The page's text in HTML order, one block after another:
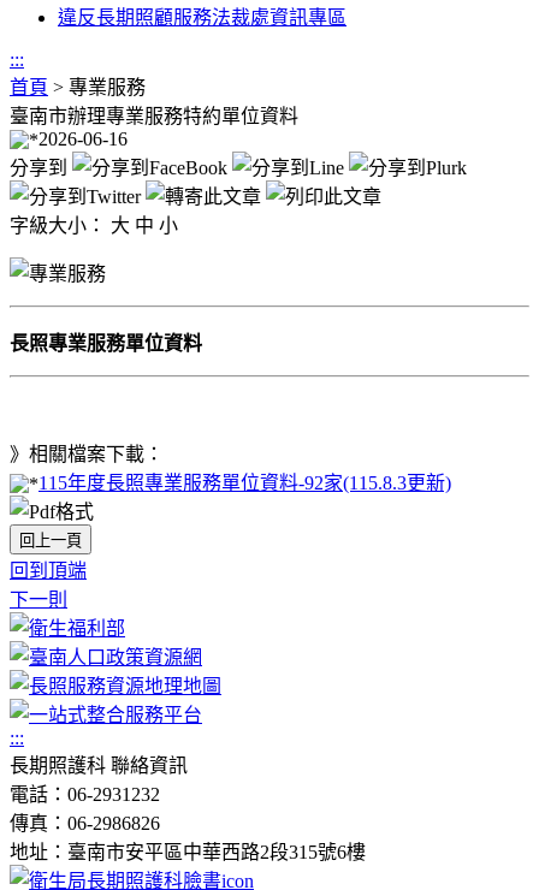
違反長期照顧服務法裁處資訊專區
:::
首頁 > 專業服務
臺南市辦理專業服務特約單位資料
2026-06-16
分享到
字級大小： 大 中 小
長照專業服務單位資料
》相關檔案下載：
115年度長照專業服務單位資料-92家(115.8.3更新)
回上一頁
回到頂端
下一則
:::
長期照護科 聯絡資訊
電話：06-2931232
傳真：06-2986826
地址：臺南市安平區中華西路2段315號6樓